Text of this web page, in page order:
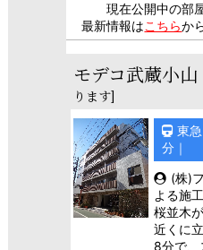
現在公開中の部
最新情報はこちらか
モデコ武蔵小山
ります]
東
分｜
(株)
よる施
桜並木
近くに
8分で、